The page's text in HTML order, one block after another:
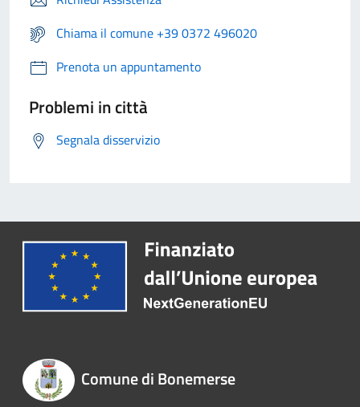
Chiama il comune +39 0372 496020
Prenota un appuntamento
Problemi in città
Segnala disservizio
Comune di Bonemerse